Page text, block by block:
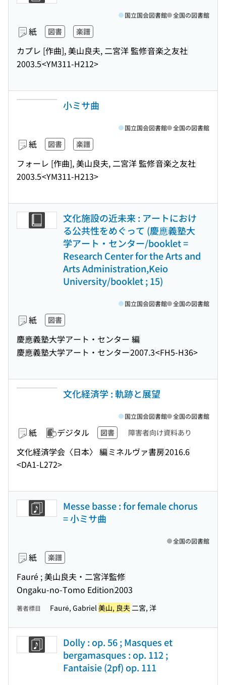
紙 図書 楽譜
カプレ [作曲], 美山良夫, 二宮洋 監修音楽之友社
2003.5<YM311-H212>
国立国会図書館 全国の図書館
小ミサ曲
紙 図書 楽譜
フォーレ [作曲], 美山良夫, 二宮洋 監修音楽之友社
2003.5<YM311-H213>
国立国会図書館 全国の図書館
文化施設の近未来 : アートにおけ
る公共性をめぐって (慶應義塾大
学アート・センター/booklet =
Research Center for the Arts and
Arts Administration,Keio
University/booklet ; 15)
紙 図書
慶應義塾大学アート・センター 編
慶應義塾大学アート・センター2007.3<FH5-H36>
国立国会図書館 全国の図書館
文化経済学 : 軌跡と展望
紙 デジタル 図書 障害者向け資料あり
文化経済学会〈日本〉 編ミネルヴァ書房2016.6
<DA1-L272>
国立国会図書館 全国の図書館
Messe basse : for female chorus
= 小ミサ曲
紙 楽譜
Fauré ; 美山良夫・二宮洋監修
Ongaku-no-Tomo Edition2003
全国の図書館
著者標目 Fauré, Gabriel美山, 良夫 二宮, 洋
Dolly : op. 56 ; Masques et
bergamasques : op. 112 ;
Fantaisie (2pf) op. 111